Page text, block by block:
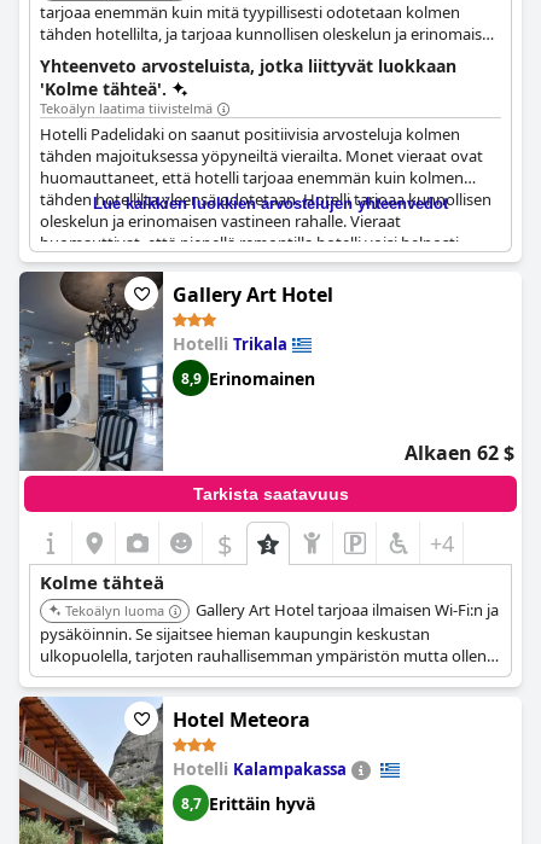
tarjoaa enemmän kuin mitä tyypillisesti odotetaan kolmen
tähden hotellilta, ja tarjoaa kunnollisen oleskelun ja erinomaisen
vastineen rahalle. Hotelli sijaitsee lähellä kaupungin keskustaa.
Yhteenveto arvosteluista, jotka liittyvät luokkaan
'Kolme tähteä'.
Tekoälyn laatima tiivistelmä
Hotelli Padelidaki on saanut positiivisia arvosteluja kolmen
tähden majoituksessa yöpyneiltä vierailta. Monet vieraat ovat
huomauttaneet, että hotelli tarjoaa enemmän kuin kolmen
tähden hotellilta yleensä odotetaan. Hotelli tarjoaa kunnollisen
oleskelun ja erinomaisen vastineen rahalle. Vieraat
huomauttivat, että pienellä remontilla hotelli voisi helposti
kuulua korkeampaan tähtiluokkaan. Jotkut ovat jopa väittäneet,
että se on paras kolmen tähden hotelli, jossa he ovat yöpyneet.
Jotkut vieraat kuitenkin korostivat, että vastaanotto ei täyttänyt
neljän tähden luokituksen vaatimuksia ja että melutaso oli
korkea. Kaiken kaikkiaan, vaikka parannettavaa on, Hotelli
Padelidaki tarjoaa laadukasta majoitusta edulliseen hintaan.
Lue kaikkien luokkien arvostelujen yhteenvedot
Gallery Art Hotel
Hotelli Trikala
8,9 Erinomainen
Alkaen 62 $
Tarkista saatavuus
$ +4
Kolme tähteä
Tekoälyn luoma
Gallery Art Hotel tarjoaa ilmaisen Wi-Fi:n ja
pysäköinnin. Se sijaitsee hieman kaupungin keskustan
ulkopuolella, tarjoten rauhallisemman ympäristön mutta ollen
silti helposti saavutettavissa.
Hotel Meteora
Hotelli Kalampakassa
8,7 Erittäin hyvä